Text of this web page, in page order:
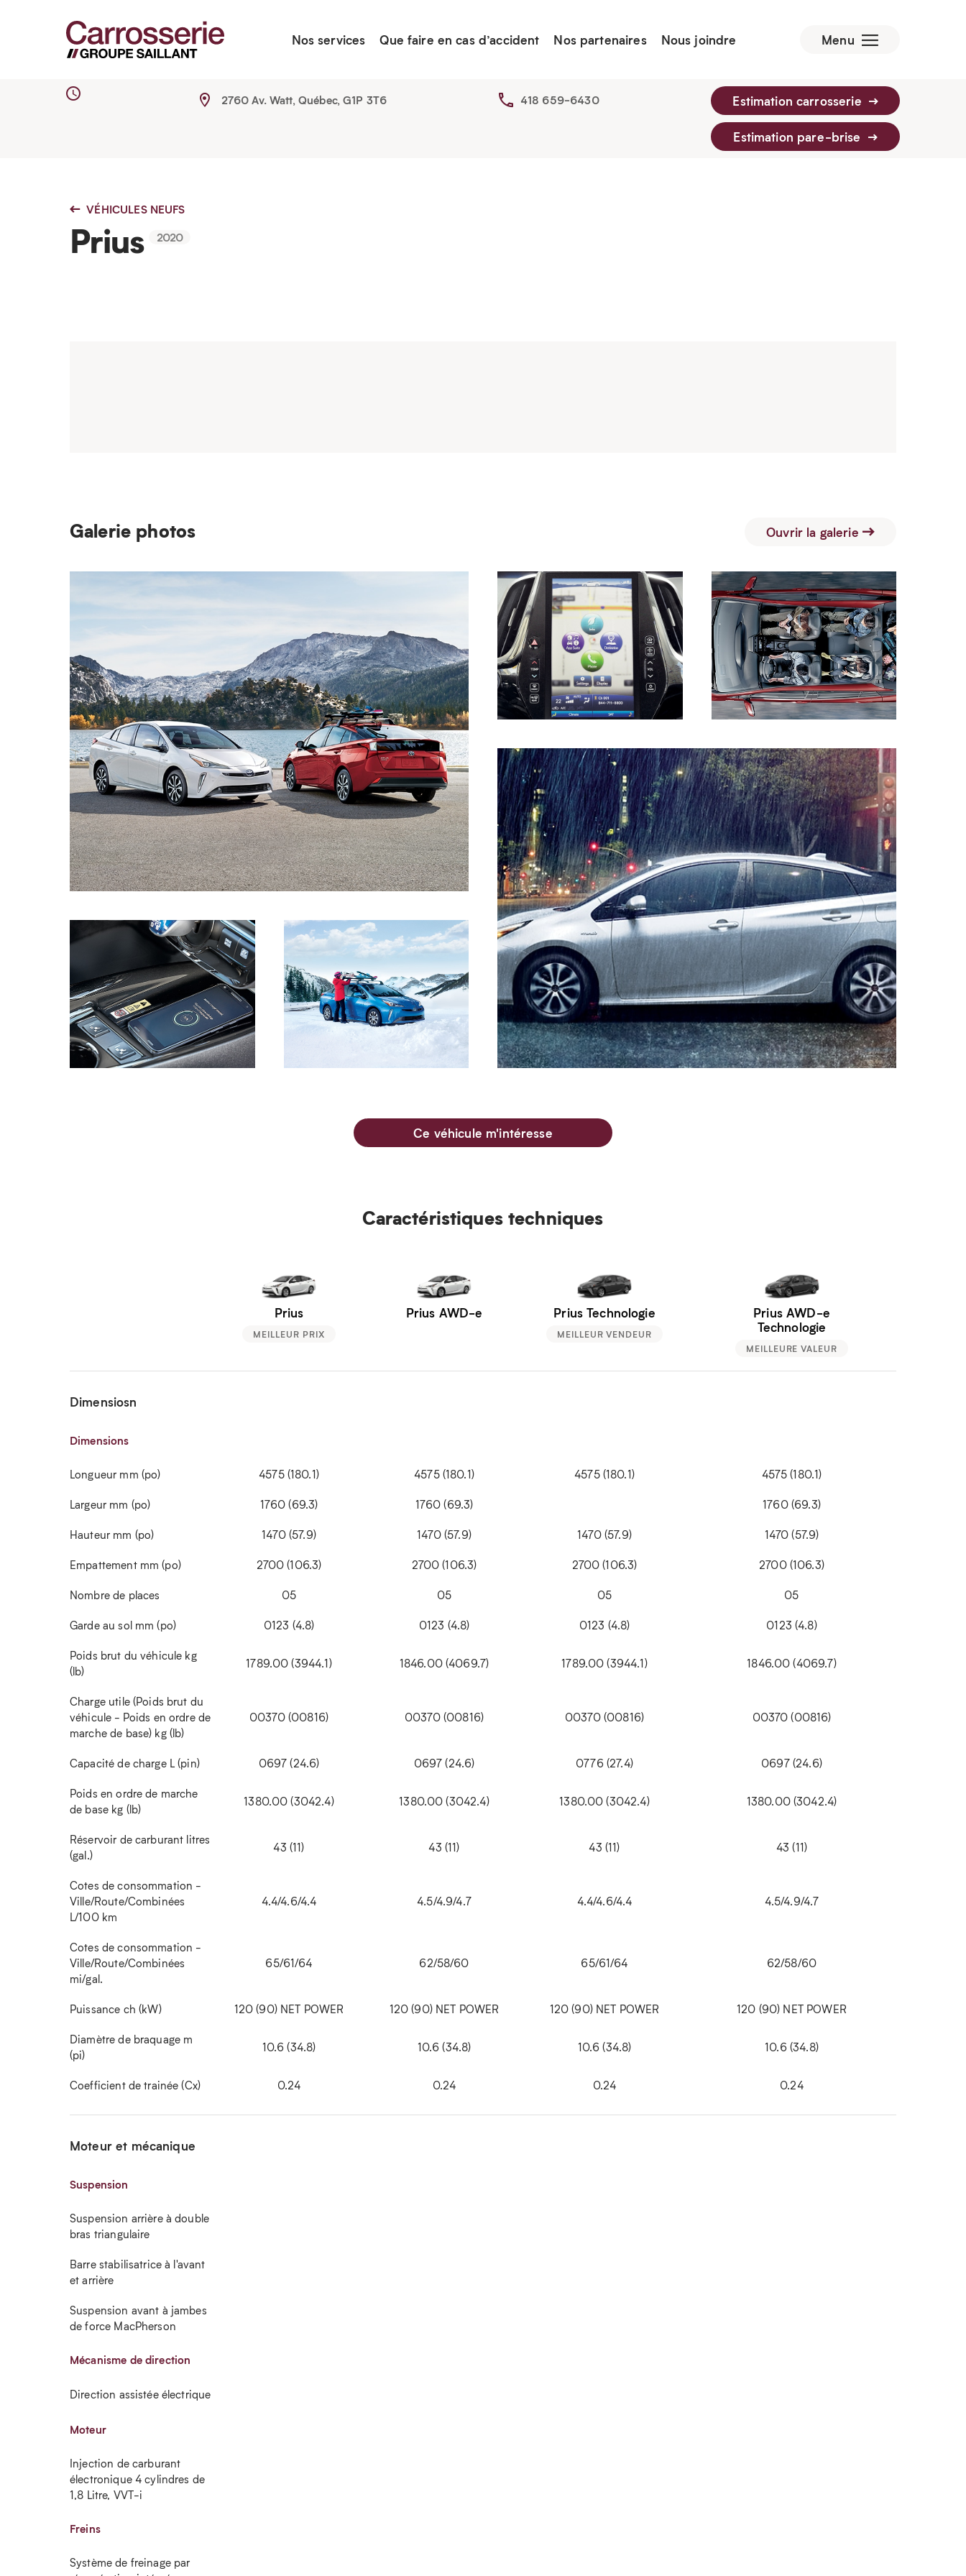
Nos services Que faire en cas d’accident Nos partenaires Nous joindre Menu
2760 Av. Watt, Québec, G1P 3T6 418 659-6430 Estimation carrosserie
Estimation pare-brise
VÉHICULES NEUFS
Prius 2020
Galerie photos Ouvrir la galerie
Ce véhicule m'intéresse
Caractéristiques techniques
Prius
MEILLEUR PRIX
Prius AWD-e Prius Technologie
MEILLEUR VENDEUR
Prius AWD-e
Technologie
MEILLEURE VALEUR
Dimensiosn
Dimensions
Longueur mm (po) 4575 (180.1) 4575 (180.1) 4575 (180.1) 4575 (180.1)
Largeur mm (po) 1760 (69.3) 1760 (69.3) 1760 (69.3)
Hauteur mm (po) 1470 (57.9) 1470 (57.9) 1470 (57.9) 1470 (57.9)
Empattement mm (po) 2700 (106.3) 2700 (106.3) 2700 (106.3) 2700 (106.3)
Nombre de places 05 05 05 05
Garde au sol mm (po) 0123 (4.8) 0123 (4.8) 0123 (4.8) 0123 (4.8)
Poids brut du véhicule kg
(lb)
1789.00 (3944.1) 1846.00 (4069.7) 1789.00 (3944.1) 1846.00 (4069.7)
Charge utile (Poids brut du
véhicule - Poids en ordre de
marche de base) kg (lb)
00370 (00816) 00370 (00816) 00370 (00816) 00370 (00816)
Capacité de charge L (pin) 0697 (24.6) 0697 (24.6) 0776 (27.4) 0697 (24.6)
Poids en ordre de marche
de base kg (lb)
1380.00 (3042.4) 1380.00 (3042.4) 1380.00 (3042.4) 1380.00 (3042.4)
Réservoir de carburant litres
(gal.)
43 (11) 43 (11) 43 (11) 43 (11)
Cotes de consommation -
Ville/Route/Combinées
L/100 km
4.4/4.6/4.4 4.5/4.9/4.7 4.4/4.6/4.4 4.5/4.9/4.7
Cotes de consommation -
Ville/Route/Combinées
mi/gal.
65/61/64 62/58/60 65/61/64 62/58/60
Puissance ch (kW) 120 (90) NET POWER 120 (90) NET POWER 120 (90) NET POWER 120 (90) NET POWER
Diamètre de braquage m
(pi)
10.6 (34.8) 10.6 (34.8) 10.6 (34.8) 10.6 (34.8)
Coefficient de trainée (Cx) 0.24 0.24 0.24 0.24
Moteur et mécanique
Suspension
Suspension arrière à double
bras triangulaire
Barre stabilisatrice à l'avant
et arrière
Suspension avant à jambes
de force MacPherson
Mécanisme de direction
Direction assistée électrique
Moteur
Injection de carburant
électronique 4 cylindres de
1,8 Litre, VVT-i
Freins
Système de freinage par